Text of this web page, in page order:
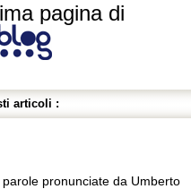
pagina di
articoli :
pronunciate da Umberto